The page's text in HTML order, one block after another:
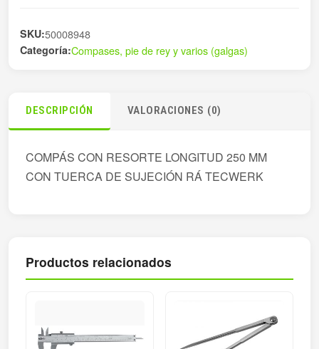
cantidad
SKU:50008948
Categoría:Compases, pie de rey y varios (galgas)
DESCRIPCIÓN VALORACIONES (0)
COMPÁS CON RESORTE LONGITUD 250 MM
CON TUERCA DE SUJECIÓN RÁ TECWERK
Productos relacionados